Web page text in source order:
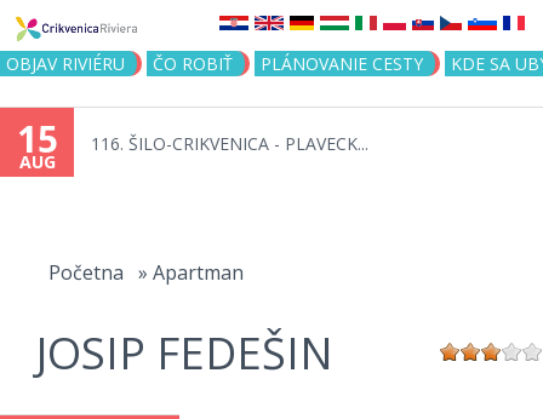
Jump to navigation
OBJAV RIVIÉRU ČO ROBIŤ PLÁNOVANIE CESTY KDE SA
15
AUG
116. ŠILO-CRIKVENICA - PLAVECK...
Početna » Apartman
JOSIP FEDEŠIN